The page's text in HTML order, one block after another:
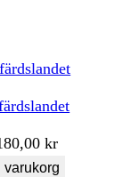
kr
varukorg